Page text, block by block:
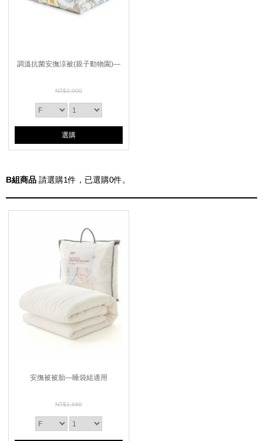
調溫抗菌安撫涼被(親子動物園)—
NT$2,900
選購
B組商品 請選購1件，已選購0件。
安撫被被胎—睡袋組適用
NT$1,680